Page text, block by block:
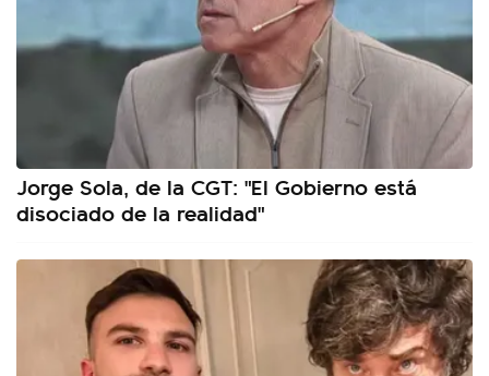
Jorge Sola, de la CGT: "El Gobierno está
disociado de la realidad"